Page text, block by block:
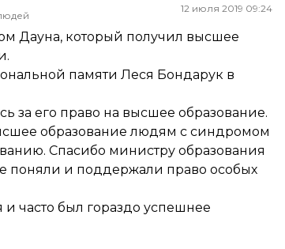
12 июля 2019 09:24
Дауна, который получил высшее
памяти Леся Бондарук в
за его право на высшее образование.
образование людям с синдромом
Спасибо министру образования
поняли и поддержали право особых
и часто был гораздо успешнее